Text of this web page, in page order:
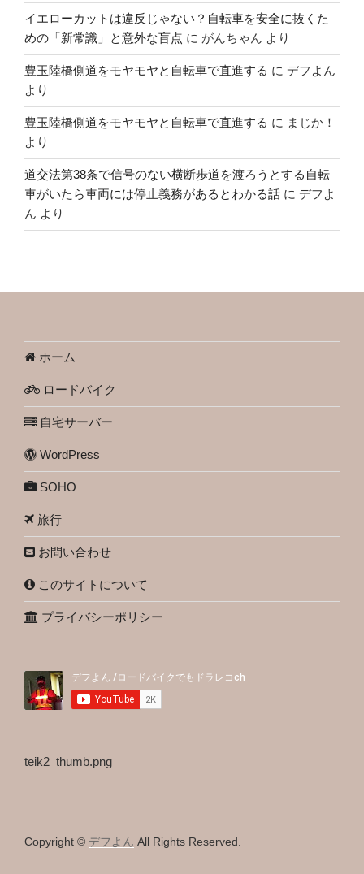
イエローカットは違反じゃない？自転車を安全に抜くた
めの「新常識」と意外な盲点 に がんちゃん より
豊玉陸橋側道をモヤモヤと自転車で直進する に デフよん
より
豊玉陸橋側道をモヤモヤと自転車で直進する に まじか！
より
道交法第38条で信号のない横断歩道を渡ろうとする自転
車がいたら車両には停止義務があるとわかる話 に デフよ
ん より
ホーム
ロードバイク
自宅サーバー
WordPress
SOHO
旅行
お問い合わせ
このサイトについて
プライバシーポリシー
teik2_thumb.png
Copyright © デフよん All Rights Reserved.